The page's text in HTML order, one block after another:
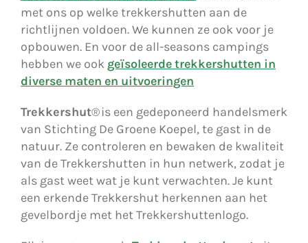
met ons op welke trekkershutten aan de
richtlijnen voldoen. We kunnen ze ook voor je
opbouwen. En voor de all-seasons campings
hebben we ook geïsoleerde trekkershutten in
diverse maten en uitvoeringen
Trekkershut® is een gedeponeerd handelsmerk
van Stichting De Groene Koepel, te gast in de
natuur. Ze controleren en bewaken de kwaliteit
van de Trekkershutten in hun netwerk, zodat je
als gast weet wat je kunt verwachten. Je kunt
een erkende Trekkershut herkennen aan het
gevelbordje met het Trekkershuttenlogo.